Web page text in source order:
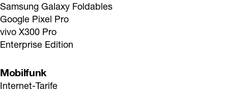
Samsung Galaxy Foldables
Google Pixel Pro
vivo X300 Pro
Enterprise Edition
Mobilfunk
Internet-Tarife